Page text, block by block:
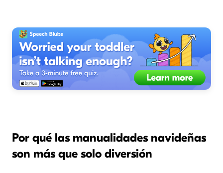
Por qué las manualidades navideñas
son más que solo diversión